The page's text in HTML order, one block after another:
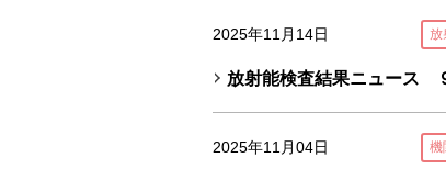
2025年11月14日 放
放射能検査結果ニュース
2025年11月04日 機